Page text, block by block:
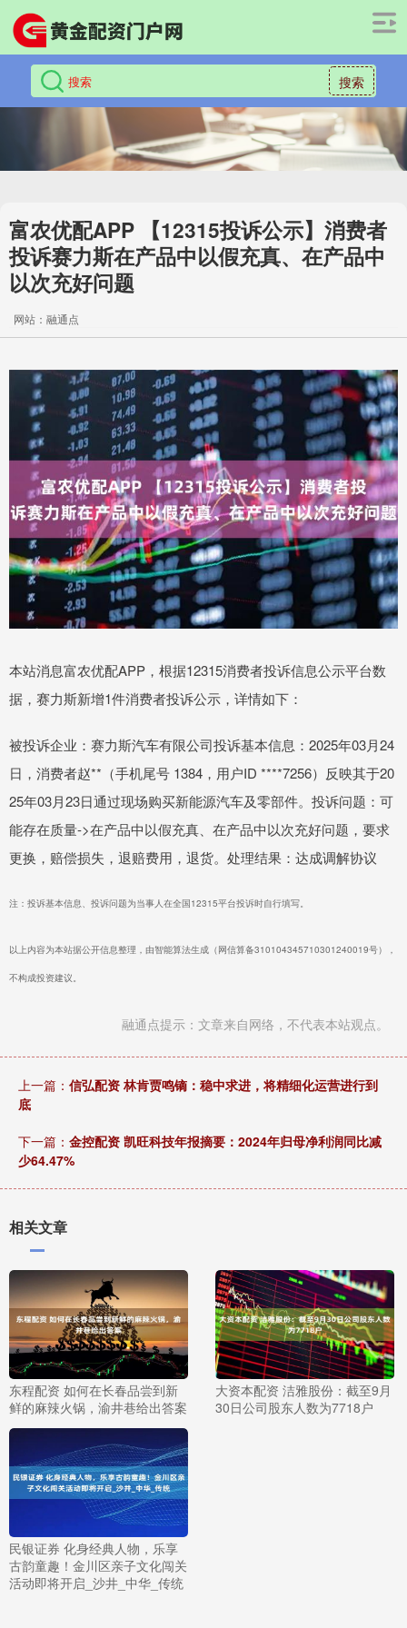
搜索
富农优配APP 【12315投诉公示】消费者
投诉赛力斯在产品中以假充真、在产品中
以次充好问题
网站：融通点
本站消息富农优配APP，根据12315消费者投诉信息公示平台数
据，赛力斯新增1件消费者投诉公示，详情如下：
被投诉企业：赛力斯汽车有限公司投诉基本信息：2025年03月24
日，消费者赵**（手机尾号 1384，用户ID ****7256）反映其于20
25年03月23日通过现场购买新能源汽车及零部件。投诉问题：可
能存在质量->在产品中以假充真、在产品中以次充好问题，要求
更换，赔偿损失，退赔费用，退货。处理结果：达成调解协议
注：投诉基本信息、投诉问题为当事人在全国12315平台投诉时自行填写。
以上内容为本站据公开信息整理，由智能算法生成（网信算备310104345710301240019号），
不构成投资建议。
融通点提示：文章来自网络，不代表本站观点。
上一篇： 信弘配资 林肯贾鸣镝：稳中求进，将精细化运营进行到
底
下一篇： 金控配资 凯旺科技年报摘要：2024年归母净利润同比减
少64.47%
相关文章
东程配资 如何在长春品尝到新
鲜的麻辣火锅，渝井巷给出答案
大资本配资 洁雅股份：截至9月
30日公司股东人数为7718户
民银证券 化身经典人物，乐享
古韵童趣！金川区亲子文化闯关
活动即将开启_沙井_中华_传统